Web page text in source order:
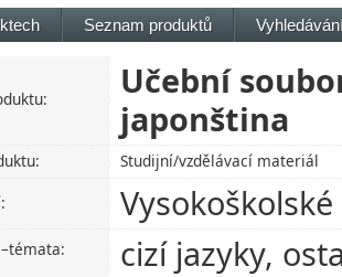
Seznam produktů
Učební
japonština
Studijní/vzdělávací materiál
cizí jazyky,